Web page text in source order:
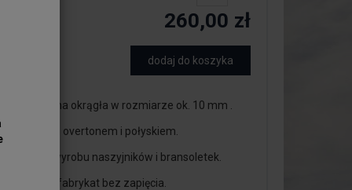
260,00 zł
dodaj do koszyka
srebrna okrągła w rozmiarze ok. 10 mm .
z pięknym overtonem i połyskiem.
się do wyrobu naszyjników i bransoletek.
półfabrykat bez zapięcia.